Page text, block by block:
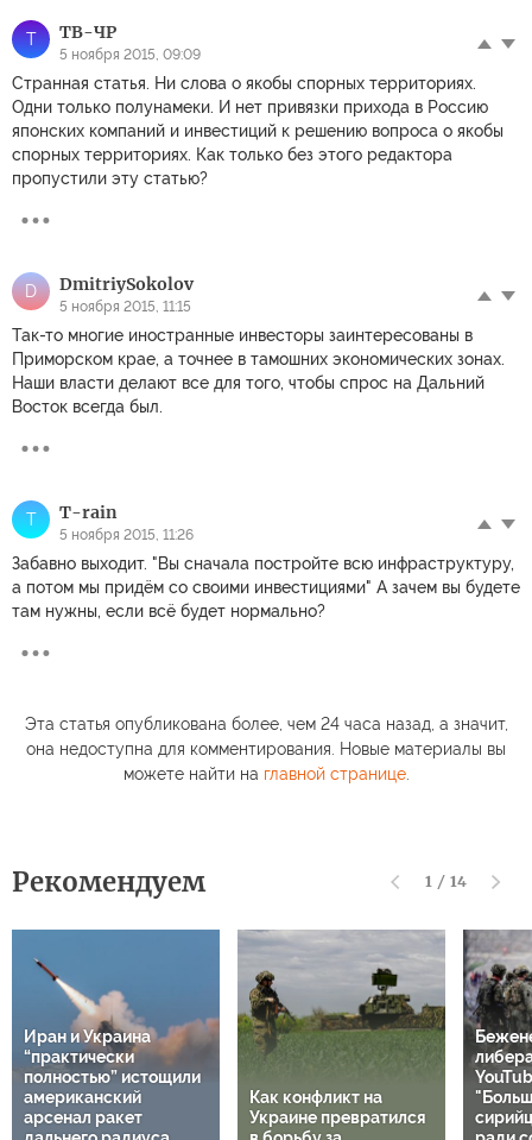
Т ТВ-ЧР
5 ноября 2015, 09:09
Странная статья. Ни слова о якобы спорных территориях.
Одни только полунамеки. И нет привязки прихода в Россию
японских компаний и инвестиций к решению вопроса о якобы
спорных территориях. Как только без этого редактора
пропустили эту статью?
D DmitriySokolov
5 ноября 2015, 11:15
Так-то многие иностранные инвесторы заинтересованы в
Приморском крае, а точнее в тамошних экономических зонах.
Наши власти делают все для того, чтобы спрос на Дальний
Восток всегда был.
T T-rain
5 ноября 2015, 11:26
Забавно выходит. "Вы сначала постройте всю инфраструктуру,
а потом мы придём со своими инвестициями" А зачем вы будете
там нужны, если всё будет нормально?
Эта статья опубликована более, чем 24 часа назад, а значит,
она недоступна для комментирования. Новые материалы вы
можете найти на главной странице.
Рекомендуем 1 / 14
Иран и Украина
“практически
полностью” истощили
американский
арсенал ракет
Как конфликт на
Украине превратился